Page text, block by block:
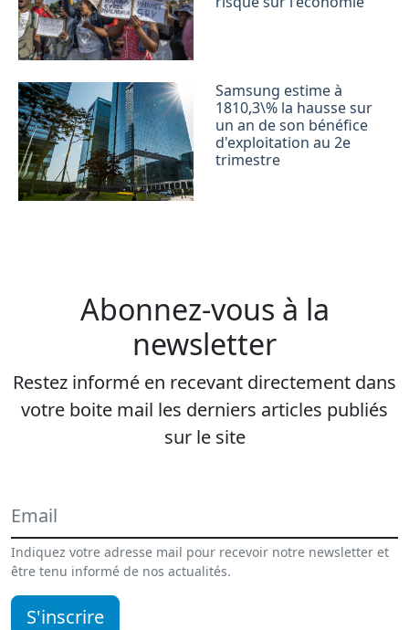
Samsung estime à
1810,3\% la hausse sur
un an de son bénéfice
d'exploitation au 2e
trimestre
Abonnez-vous à la
newsletter
Restez informé en recevant directement dans
votre boite mail les derniers articles publiés
sur le site
Indiquez votre adresse mail pour recevoir notre newsletter et
être tenu informé de nos actualités.
S'inscrire